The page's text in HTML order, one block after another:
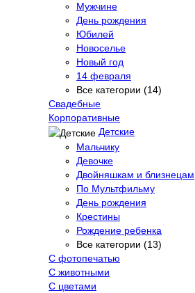
Мужчине
День рождения
Юбилей
Новоселье
Новый год
14 февраля
Все категории (14)
Свадебные
Корпоративные
Детские
Мальчику
Девочке
Двойняшкам и близнецам
По Мультфильму
День рождения
Крестины
Рождение ребенка
Все категории (13)
С фотопечатью
C животными
С цветами